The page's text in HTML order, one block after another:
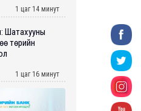
1 цаг 14 минут
Шатахууны
төрийн
1 цаг 16 минут